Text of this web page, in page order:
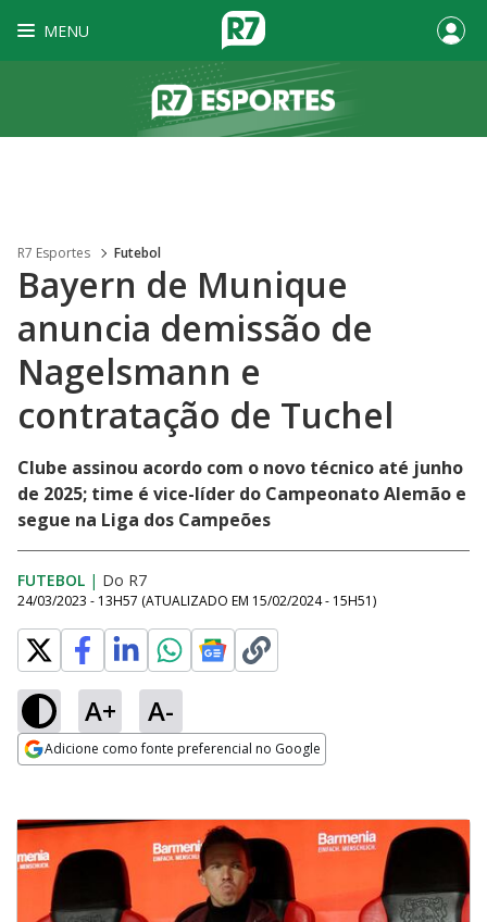
MENU
R7 Esportes Futebol
Bayern de Munique
anuncia demissão de
Nagelsmann e
contratação de Tuchel
Clube assinou acordo com o novo técnico até junho
de 2025; time é vice-líder do Campeonato Alemão e
segue na Liga dos Campeões
FUTEBOL | Do R7
24/03/2023 - 13H57 (ATUALIZADO EM 15/02/2024 - 15H51)
A+ A-
Adicione como fonte preferencial no Google